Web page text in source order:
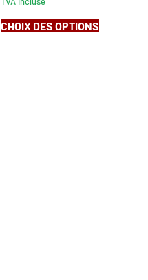
CHOIX DES OPTIONS